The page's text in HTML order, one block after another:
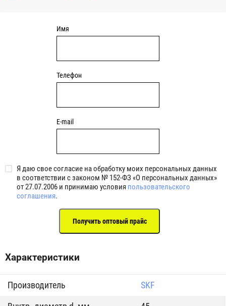
Имя
Телефон
E-mail
Я даю свое согласие на обработку моих персональных данных
в соответствии с законом № 152-ФЗ «О персональных данных»
от 27.07.2006 и принимаю условия пользовательского
соглашения.
Характеристики
Производитель
SKF